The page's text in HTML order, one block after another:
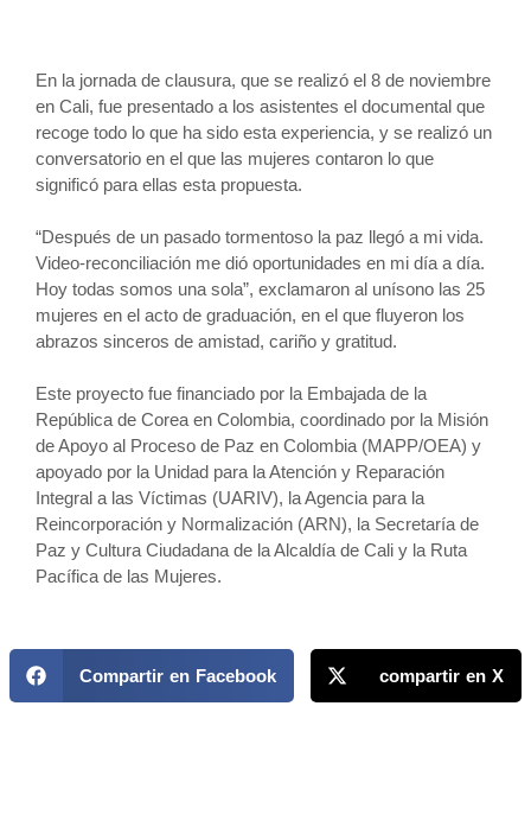
En la jornada de clausura, que se realizó el 8 de noviembre
en Cali, fue presentado a los asistentes el documental que
recoge todo lo que ha sido esta experiencia, y se realizó un
conversatorio en el que las mujeres contaron lo que
significó para ellas esta propuesta.
“Después de un pasado tormentoso la paz llegó a mi vida.
Video-reconciliación me dió oportunidades en mi día a día.
Hoy todas somos una sola”, exclamaron al unísono las 25
mujeres en el acto de graduación, en el que fluyeron los
abrazos sinceros de amistad, cariño y gratitud.
Este proyecto fue financiado por la Embajada de la
República de Corea en Colombia, coordinado por la Misión
de Apoyo al Proceso de Paz en Colombia (MAPP/OEA) y
apoyado por la Unidad para la Atención y Reparación
Integral a las Víctimas (UARIV), la Agencia para la
Reincorporación y Normalización (ARN), la Secretaría de
Paz y Cultura Ciudadana de la Alcaldía de Cali y la Ruta
Pacífica de las Mujeres.
Compartir en Facebook compartir en X